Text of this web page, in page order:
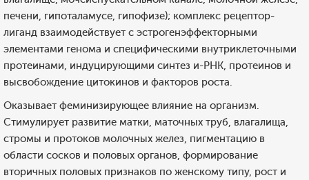
печени, гипоталамусе, гипофизе); комплекс рецептор-
лиганд взаимодействует с эстрогенэффекторными
элементами генома и специфическими внутриклеточными
протеинами, индуцирующими синтез и-РНК, протеинов и
высвобождение цитокинов и факторов роста.
Оказывает феминизирующее влияние на организм.
Стимулирует развитие матки, маточных труб, влагалища,
стромы и протоков молочных желез, пигментацию в
области сосков и половых органов, формирование
вторичных половых признаков по женскому типу, рост и